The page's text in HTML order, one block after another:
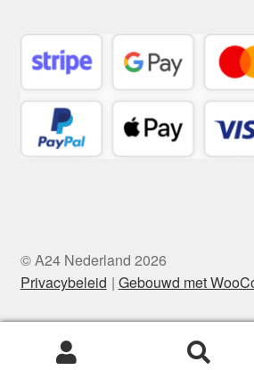
© A24 Nederland 2026
Privacybeleid
Gebouwd met
Zoeken